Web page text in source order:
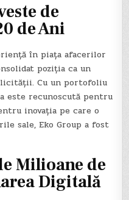
de
de Ani
în piața afacerilor
poziția ca un
Cu un portofoliu
este recunoscută pentru
inovația pe care o
sale, Eko Group a fost
Milioane de
Digitală